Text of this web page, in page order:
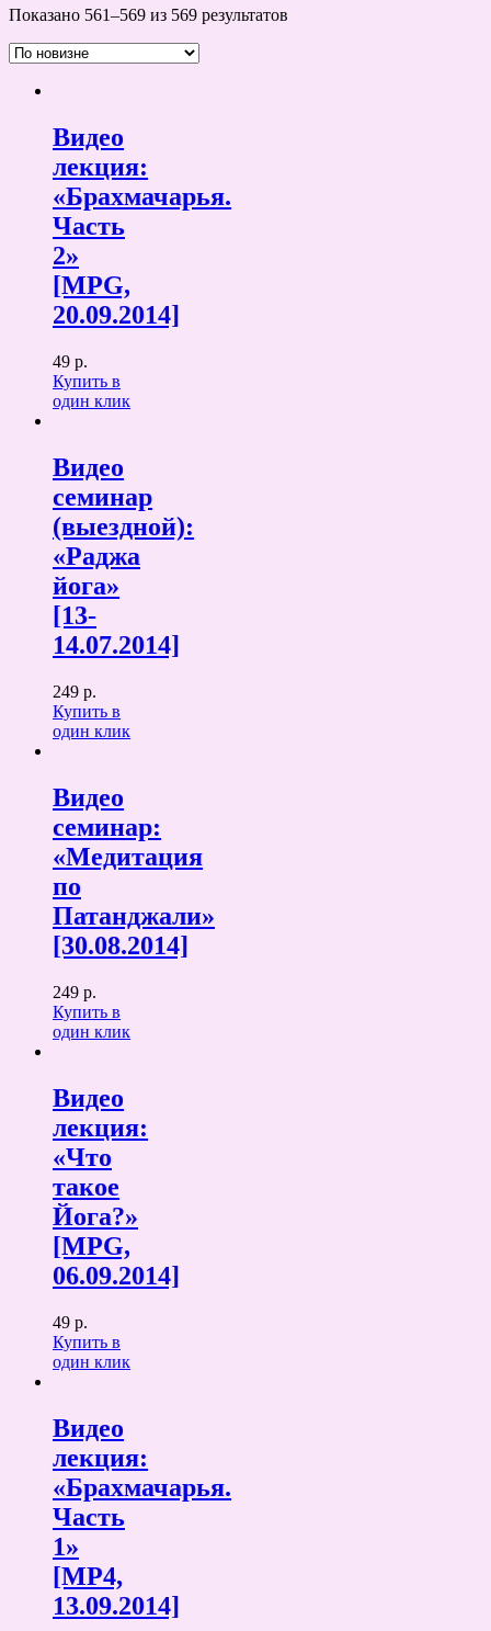
Показано 561–569 из 569 результатов
Видео
лекция:
«Брахмачарья.
Часть
2»
[MPG,
20.09.2014]
49 р.
Купить в
один клик
Видео
семинар
(выездной):
«Раджа
йога»
[13-
14.07.2014]
249 р.
Купить в
один клик
Видео
семинар:
«Медитация
по
Патанджали»
[30.08.2014]
249 р.
Купить в
один клик
Видео
лекция:
«Что
такое
Йога?»
[MPG,
06.09.2014]
49 р.
Купить в
один клик
Видео
лекция:
«Брахмачарья.
Часть
1»
[MP4,
13.09.2014]